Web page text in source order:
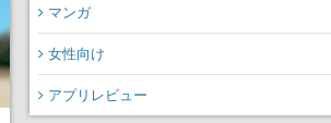
マンガ
女性向け
アプリレビュー